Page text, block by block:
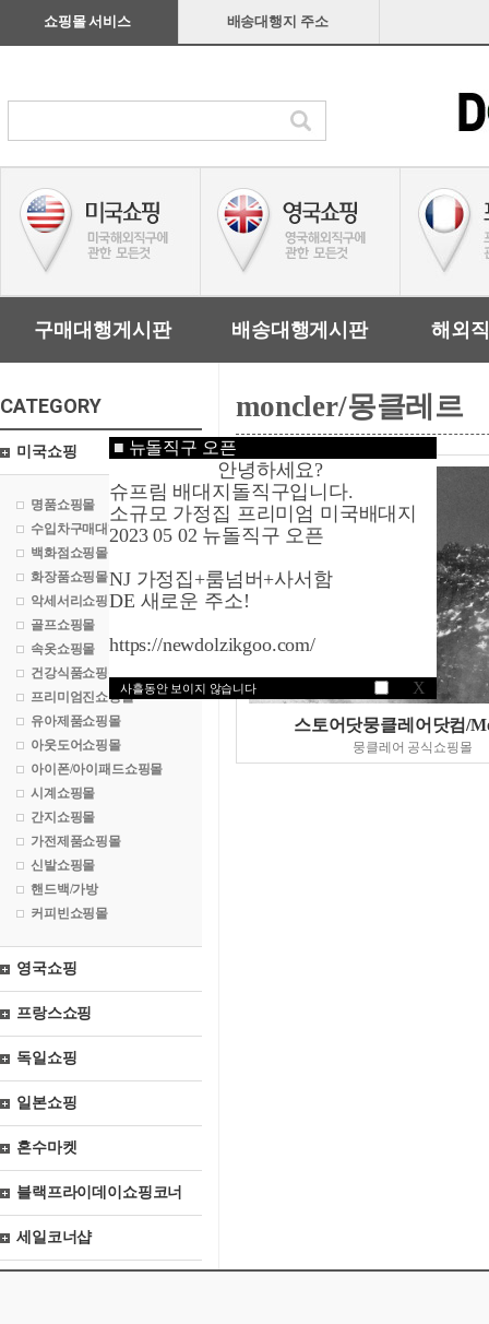
■ 뉴돌직구 오픈
안녕하세요?
슈프림 배대지돌직구입니다.
소규모 가정집 프리미엄 미국배대지
2023 05 02 뉴돌직구 오픈
NJ 가정집+룸넘버+사서함
DE 새로운 주소!
https://newdolzikgoo.com/
사흘동안 보이지 않습니다 X
쇼핑몰 서비스 배송대행지 주소
구매대행게시판 배송대행게시판 해외
CATEGORY
미국쇼핑
명품쇼핑몰
수입차구매대행
백화점쇼핑몰
화장품쇼핑몰
악세서리쇼핑몰
골프쇼핑몰
속옷쇼핑몰
건강식품쇼핑몰
프리미엄진쇼핑몰
유아제품쇼핑몰
아웃도어쇼핑몰
아이폰/아이패드쇼핑몰
시계쇼핑몰
간지쇼핑몰
가전제품쇼핑몰
신발쇼핑몰
핸드백/가방
커피빈쇼핑몰
영국쇼핑
프랑스쇼핑
독일쇼핑
일본쇼핑
혼수마켓
블랙프라이데이쇼핑코너
세일코너샵
moncler/몽클레르
스토어닷뭉클레어닷컴/
뭉클레어 공식쇼핑몰